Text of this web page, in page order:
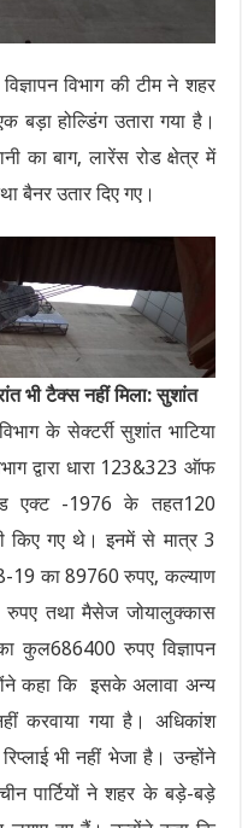
विभाग की टीम ने शहर
बड़ा होल्डिंग उतारा गया है।
का बाग, लारेंस रोड क्षेत्र में
बैनर उतार दिए गए।
भी टैक्स नहीं मिला: सुशांत
के सेक्टर्री सुशांत भाटिया
द्वारा धारा 123&323 ऑफ
एक्ट -1976 के तहत120
किए गए थे। इनमें से मात्र 3
19 का 89760 रुपए, कल्याण
रुपए तथा मैसेज जोयालुक्कास
कुल686400 रुपए विज्ञापन
कहा कि इसके अलावा अन्य
करवाया गया है। अधिकांश
भी नहीं भेजा है। उन्होंने
पार्टियों ने शहर के बड़े-बड़े